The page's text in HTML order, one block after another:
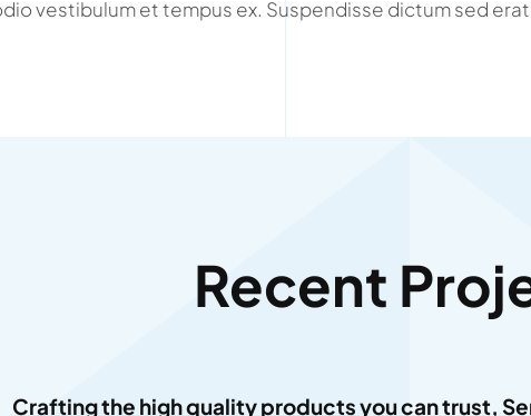
vestibulum et tempus ex. Suspendisse dictum sed
Recent
Crafting the high quality products you can trust,